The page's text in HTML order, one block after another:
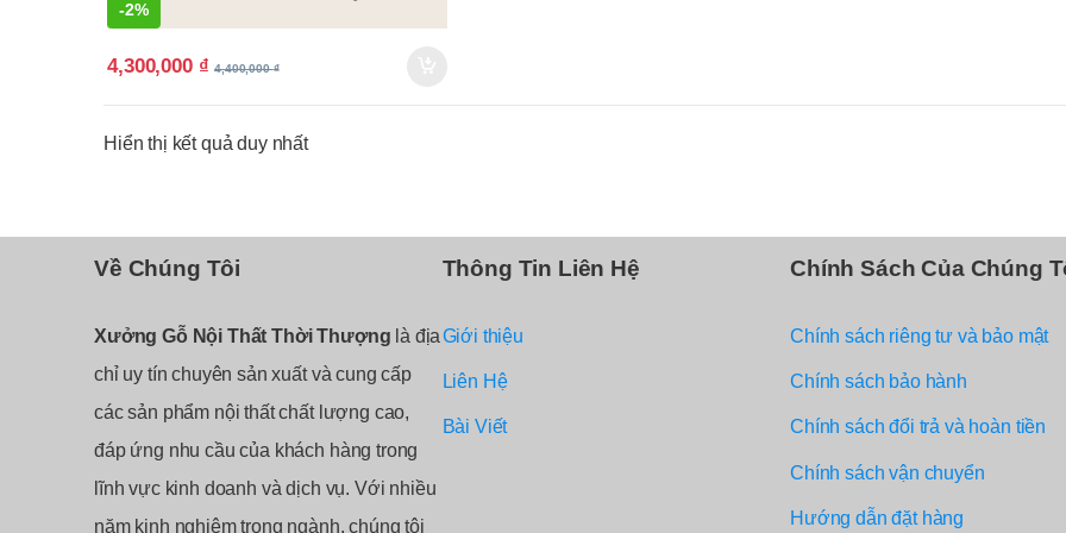
-2%
4,300,000 ₫ 4,400,000₫
Hiển thị kết quả duy nhất
Về Chúng Tôi
Xưởng Gỗ Nội Thất Thời Thượng là địa
chỉ uy tín chuyên sản xuất và cung cấp
các sản phẩm nội thất chất lượng cao,
đáp ứng nhu cầu của khách hàng trong
lĩnh vực kinh doanh và dịch vụ. Với nhiều
năm kinh nghiệm trong ngành, chúng tôi
Thông Tin Liên Hệ
Giới thiệu
Liên Hệ
Bài Viết
Chính Sách Của Chúng
Chính sách riêng tư và bảo mật
Chính sách bảo hành
Chính sách đổi trả và hoàn tiền
Chính sách vận chuyển
Hướng dẫn đặt hàng